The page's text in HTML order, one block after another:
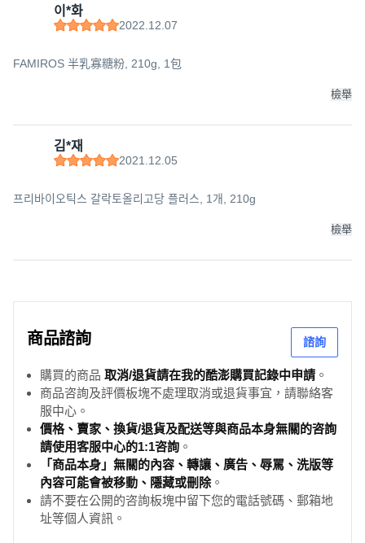
이*화
2022.12.07
FAMIROS 半乳寡糖粉, 210g, 1包
檢舉
김*재
2021.12.05
프리바이오틱스 갈락토올리고당 플러스, 1개, 210g
檢舉
商品諮詢 諮詢
購買的商品 取消/退貨請在我的酷澎購買記錄中申請 。
商品咨詢及評價板塊不處理取消或退貨事宜，請聯絡客
服中心。
價格、賣家、換貨/退貨及配送等與商品本身無關的咨詢
請使用客服中心的1:1咨詢 。
「商品本身」無關的內容、轉讓、廣告、辱罵、洗版等
內容可能會被移動、隱藏或刪除。
請不要在公開的咨詢板塊中留下您的電話號碼、郵箱地
址等個人資訊。